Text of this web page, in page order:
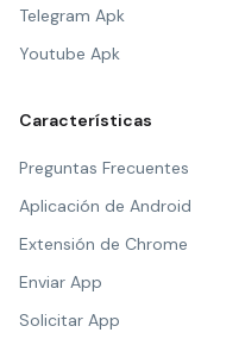
Telegram Apk
Youtube Apk
Características
Preguntas Frecuentes
Aplicación de Android
Extensión de Chrome
Enviar App
Solicitar App